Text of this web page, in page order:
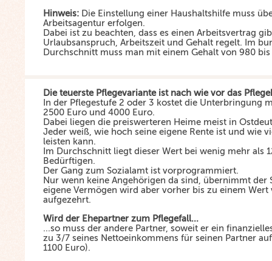
Hinweis: Die Einstellung einer Haushaltshilfe muss
Arbeitsagentur erfolgen.
Dabei ist zu beachten, dass es einen Arbeitsvertrag
Urlaubsanspruch, Arbeitszeit und Gehalt regelt. Im
Durchschnitt muss man mit einem Gehalt von 980
Die teuerste Pflegevariante ist nach wie vor das
In der Pflegestufe 2 oder 3 kostet die Unterbringung
2500 Euro und 4000 Euro.
Dabei liegen die preiswerteren Heime meist in
Jeder weiß, wie hoch seine eigene Rente ist und wie
leisten kann.
Im Durchschnitt liegt dieser Wert bei wenig mehr als
Bedürftigen.
Der Gang zum Sozialamt ist vorprogrammiert.
Nur wenn keine Angehörigen da sind, übernimmt der
eigene Vermögen wird aber vorher bis zu einem Wert
aufgezehrt.
Wird der Ehepartner zum Pflegefall...
...so muss der andere Partner, soweit er ein
zu 3/7 seines Nettoeinkommens für seinen Partner
1100 Euro).